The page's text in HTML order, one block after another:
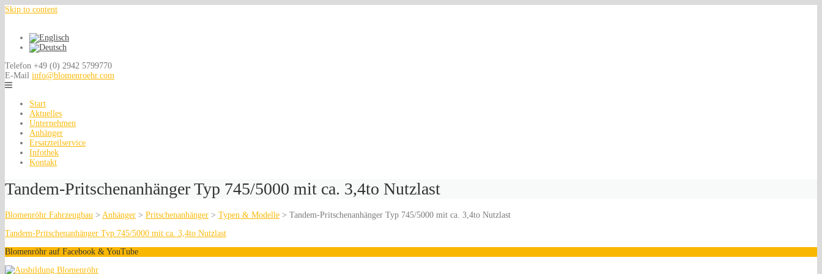
Skip to content
Telefon +49 (0) 2942 5799770
E-Mail info@blomenroehr.com
Start
Aktuelles
Unternehmen
Anhänger
Ersatzteilservice
Infothek
Kontakt
Tandem-Pritschenanhänger Typ 745/5000 mit ca. 3,4to Nutzlast
Blomenröhr Fahrzeugbau > Anhänger > Pritschenanhänger > Typen & Modelle > Tandem-Pritschenanhänger Typ 745/5000 mit ca. 3,4to Nutzlast
Tandem-Pritschenanhänger Typ 745/5000 mit ca. 3,4to Nutzlast
Blomenröhr auf Facebook & YouTube